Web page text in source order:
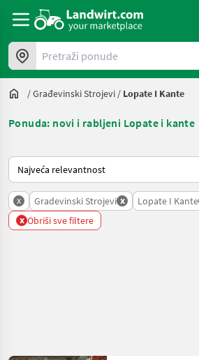
Pretraži ponude
/Građevinski Strojevi / Lopate I Kante
Ponuda: novi i rabljeni Lopate i kante
Način na koji sortira Landwirt.com
x Gradevinski Strojevi x Lopate I Kante
x Obriši sve filtere